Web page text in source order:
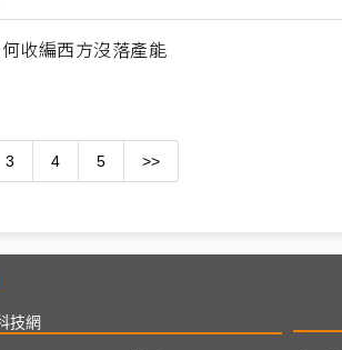
收編西方沒落產能
3 4 5 >>
技網